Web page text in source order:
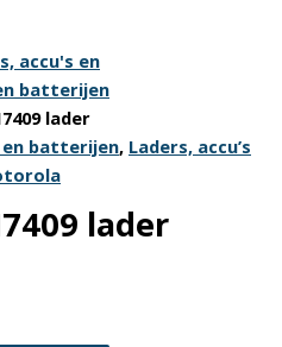
accu's en
batterijen
lader
en batterijen, Laders, accu’s
lader